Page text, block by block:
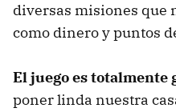
diversas misiones que
como dinero y puntos
El juego es totalmente
poner linda nuestra